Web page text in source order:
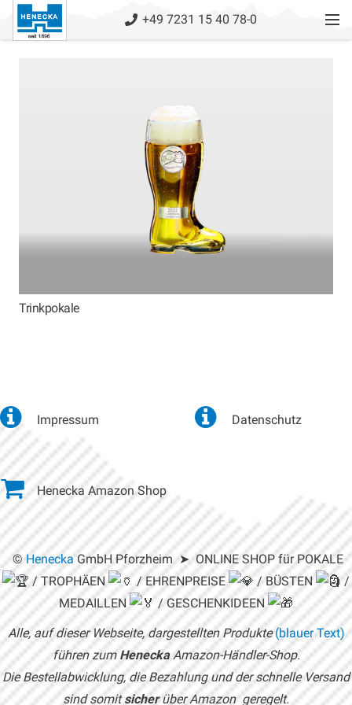
+49 7231 15 40 78-0
Trinkpokale
Impressum Datenschutz
Henecka Amazon Shop
©HeneckaGmbH Pforzheim ➤ ONLINE SHOP für POKALE
/ TROPHÄEN
/ EHRENPREISE / BÜSTEN
/
MEDAILLEN
/ GESCHENKIDEEN
Alle, auf dieser Webseite, dargestellten Produkte(blauer Text)
führen zumHeneckaAmazon-Händler-Shop.
Die Bestellabwicklung, die Bezahlung und der schnelle Versand
sind somitsicherüber Amazon geregelt.